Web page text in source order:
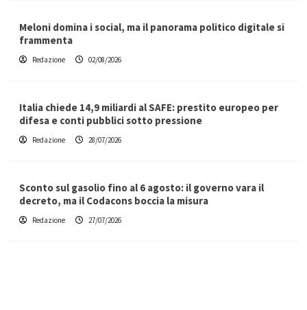
Meloni domina i social, ma il panorama politico digitale si
frammenta
Redazione 02/08/2026
Italia chiede 14,9 miliardi al SAFE: prestito europeo per
difesa e conti pubblici sotto pressione
Redazione 28/07/2026
Sconto sul gasolio fino al 6 agosto: il governo vara il
decreto, ma il Codacons boccia la misura
Redazione 27/07/2026